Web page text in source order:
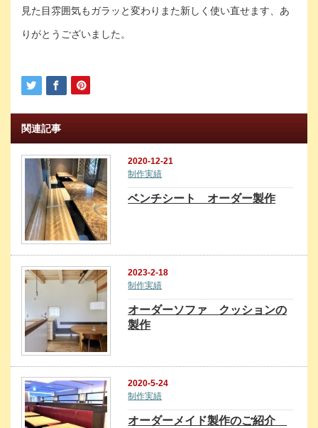
見た目雰囲気もガラッと変わりまた新しく使い直せます、あ
りがとうございました。
関連記事
2020-12-21
制作実績
ベンチシート オーダー製作
2023-2-18
制作実績
オーダーソファ クッションの
製作
2020-5-24
制作実績
オーダーメイド製作のご紹介